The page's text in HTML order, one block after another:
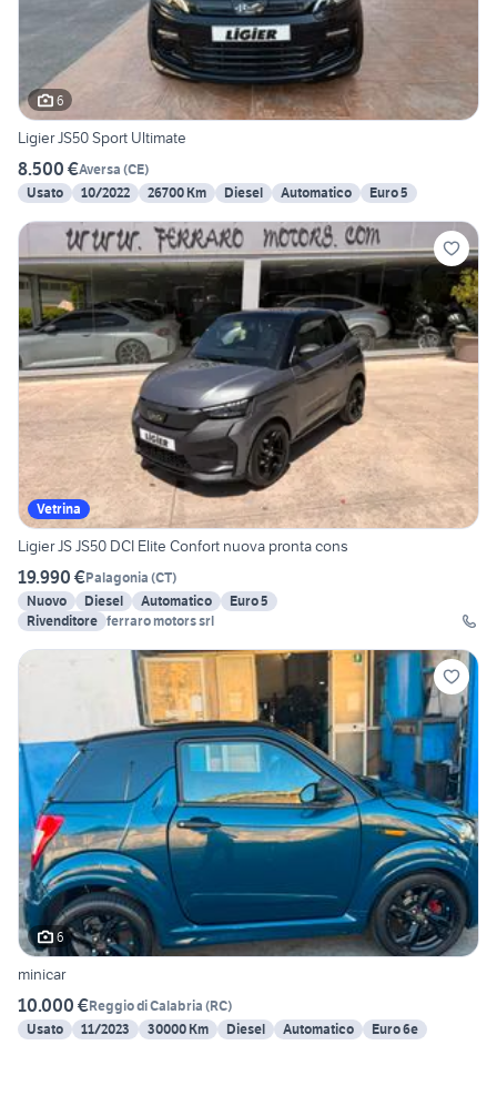
6
Ligier JS50 Sport Ultimate
8.500 €Aversa (CE)
Usato
10/2022 26700 Km Diesel Automatico Euro 5
Vetrina
Ligier JS JS50 DCI Elite Confort nuova pronta cons
19.990 €Palagonia (CT)
Nuovo
Diesel Automatico
Euro 5
Rivenditore ferraro motors srl
6
minicar
10.000 €Reggio di Calabria (RC)
Usato
11/2023 30000 Km Diesel Automatico Euro 6e